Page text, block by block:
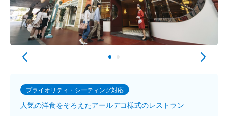
プライオリティ・シーティング対応
人気の洋食をそろえたアールデコ様式のレストラン